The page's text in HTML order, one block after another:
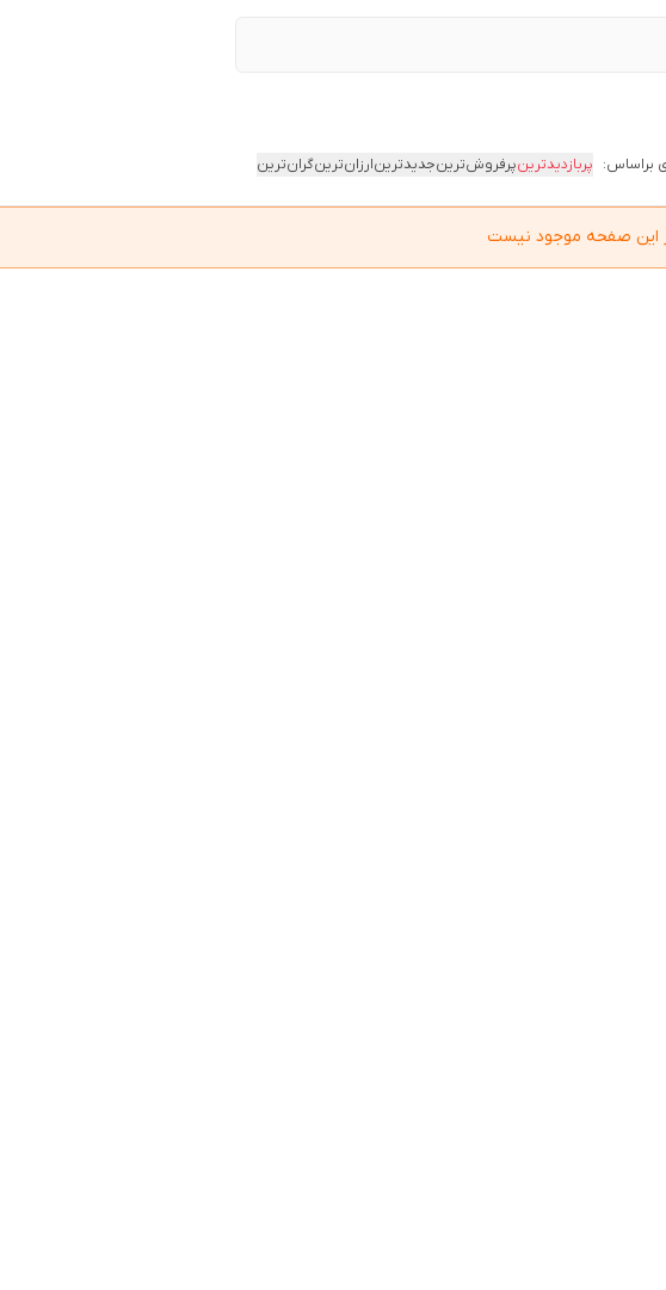
براساس: پربازدیدترینپرفروش‌ترینجدیدترینارزان‌ترینگران‌ترین
این صفحه موجود نیست